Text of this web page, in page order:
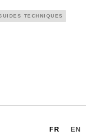
TECHNIQUES
FR EN